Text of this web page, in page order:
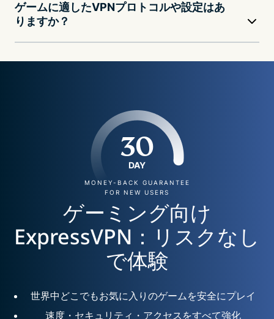
ゲームに適したVPNプロトコルや設定はあ
りますか？
30
DAY
MONEY-BACK GUARANTEE
FOR NEW USERS
ゲーミング向け
ExpressVPN：リスクなし
で体験
世界中どこでもお気に入りのゲームを安全にプレイ
速度・セキュリティ・アクセスをすべて強化